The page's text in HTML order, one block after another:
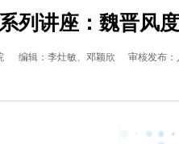
列讲座：魏晋风
编辑：李灶敏、邓颖欣 审核发布